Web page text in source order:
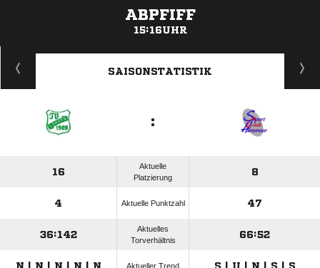
ABPFIFF
15:16UHR
ANZEIGE
SAISONSTATISTIK
:
16
Aktuelle
Platzierung
8
4 Aktuelle Punktzahl 47
36:142
Aktuelles
Torverhältnis
66:52
N | N | N | N | N Aktueller Trend S | U | N | S | S